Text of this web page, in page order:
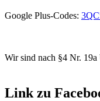
Google Plus-Codes:
Wir sind nach §4 Nr.
Link zu